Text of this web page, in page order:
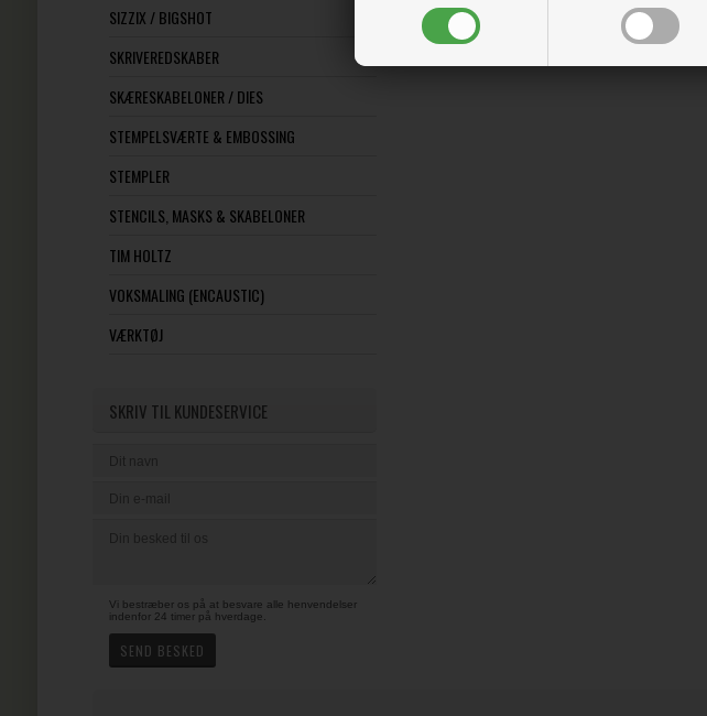
SIZZIX / BIGSHOT
SKRIVEREDSKABER
SKÆRESKABELONER / DIES
STEMPELSVÆRTE & EMBOSSING
STEMPLER
STENCILS, MASKS & SKABELONER
TIM HOLTZ
VOKSMALING (ENCAUSTIC)
VÆRKTØJ
SKRIV TIL KUNDESERVICE
Vi bestræber os på at besvare alle henvendelser
indenfor 24 timer på hverdage.